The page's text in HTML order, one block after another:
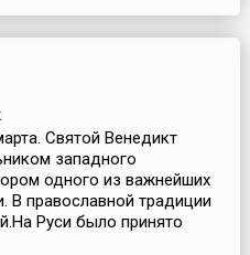
Святой Венедикт
западного
одного из важнейших
В православной традиции
Руси было принято